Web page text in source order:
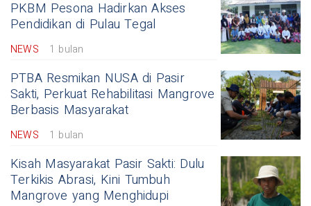
PKBM Pesona Hadirkan Akses
Pendidikan di Pulau Tegal
NEWS 1 bulan
PTBA Resmikan NUSA di Pasir
Sakti, Perkuat Rehabilitasi Mangrove
Berbasis Masyarakat
NEWS 1 bulan
Kisah Masyarakat Pasir Sakti: Dulu
Terkikis Abrasi, Kini Tumbuh
Mangrove yang Menghidupi